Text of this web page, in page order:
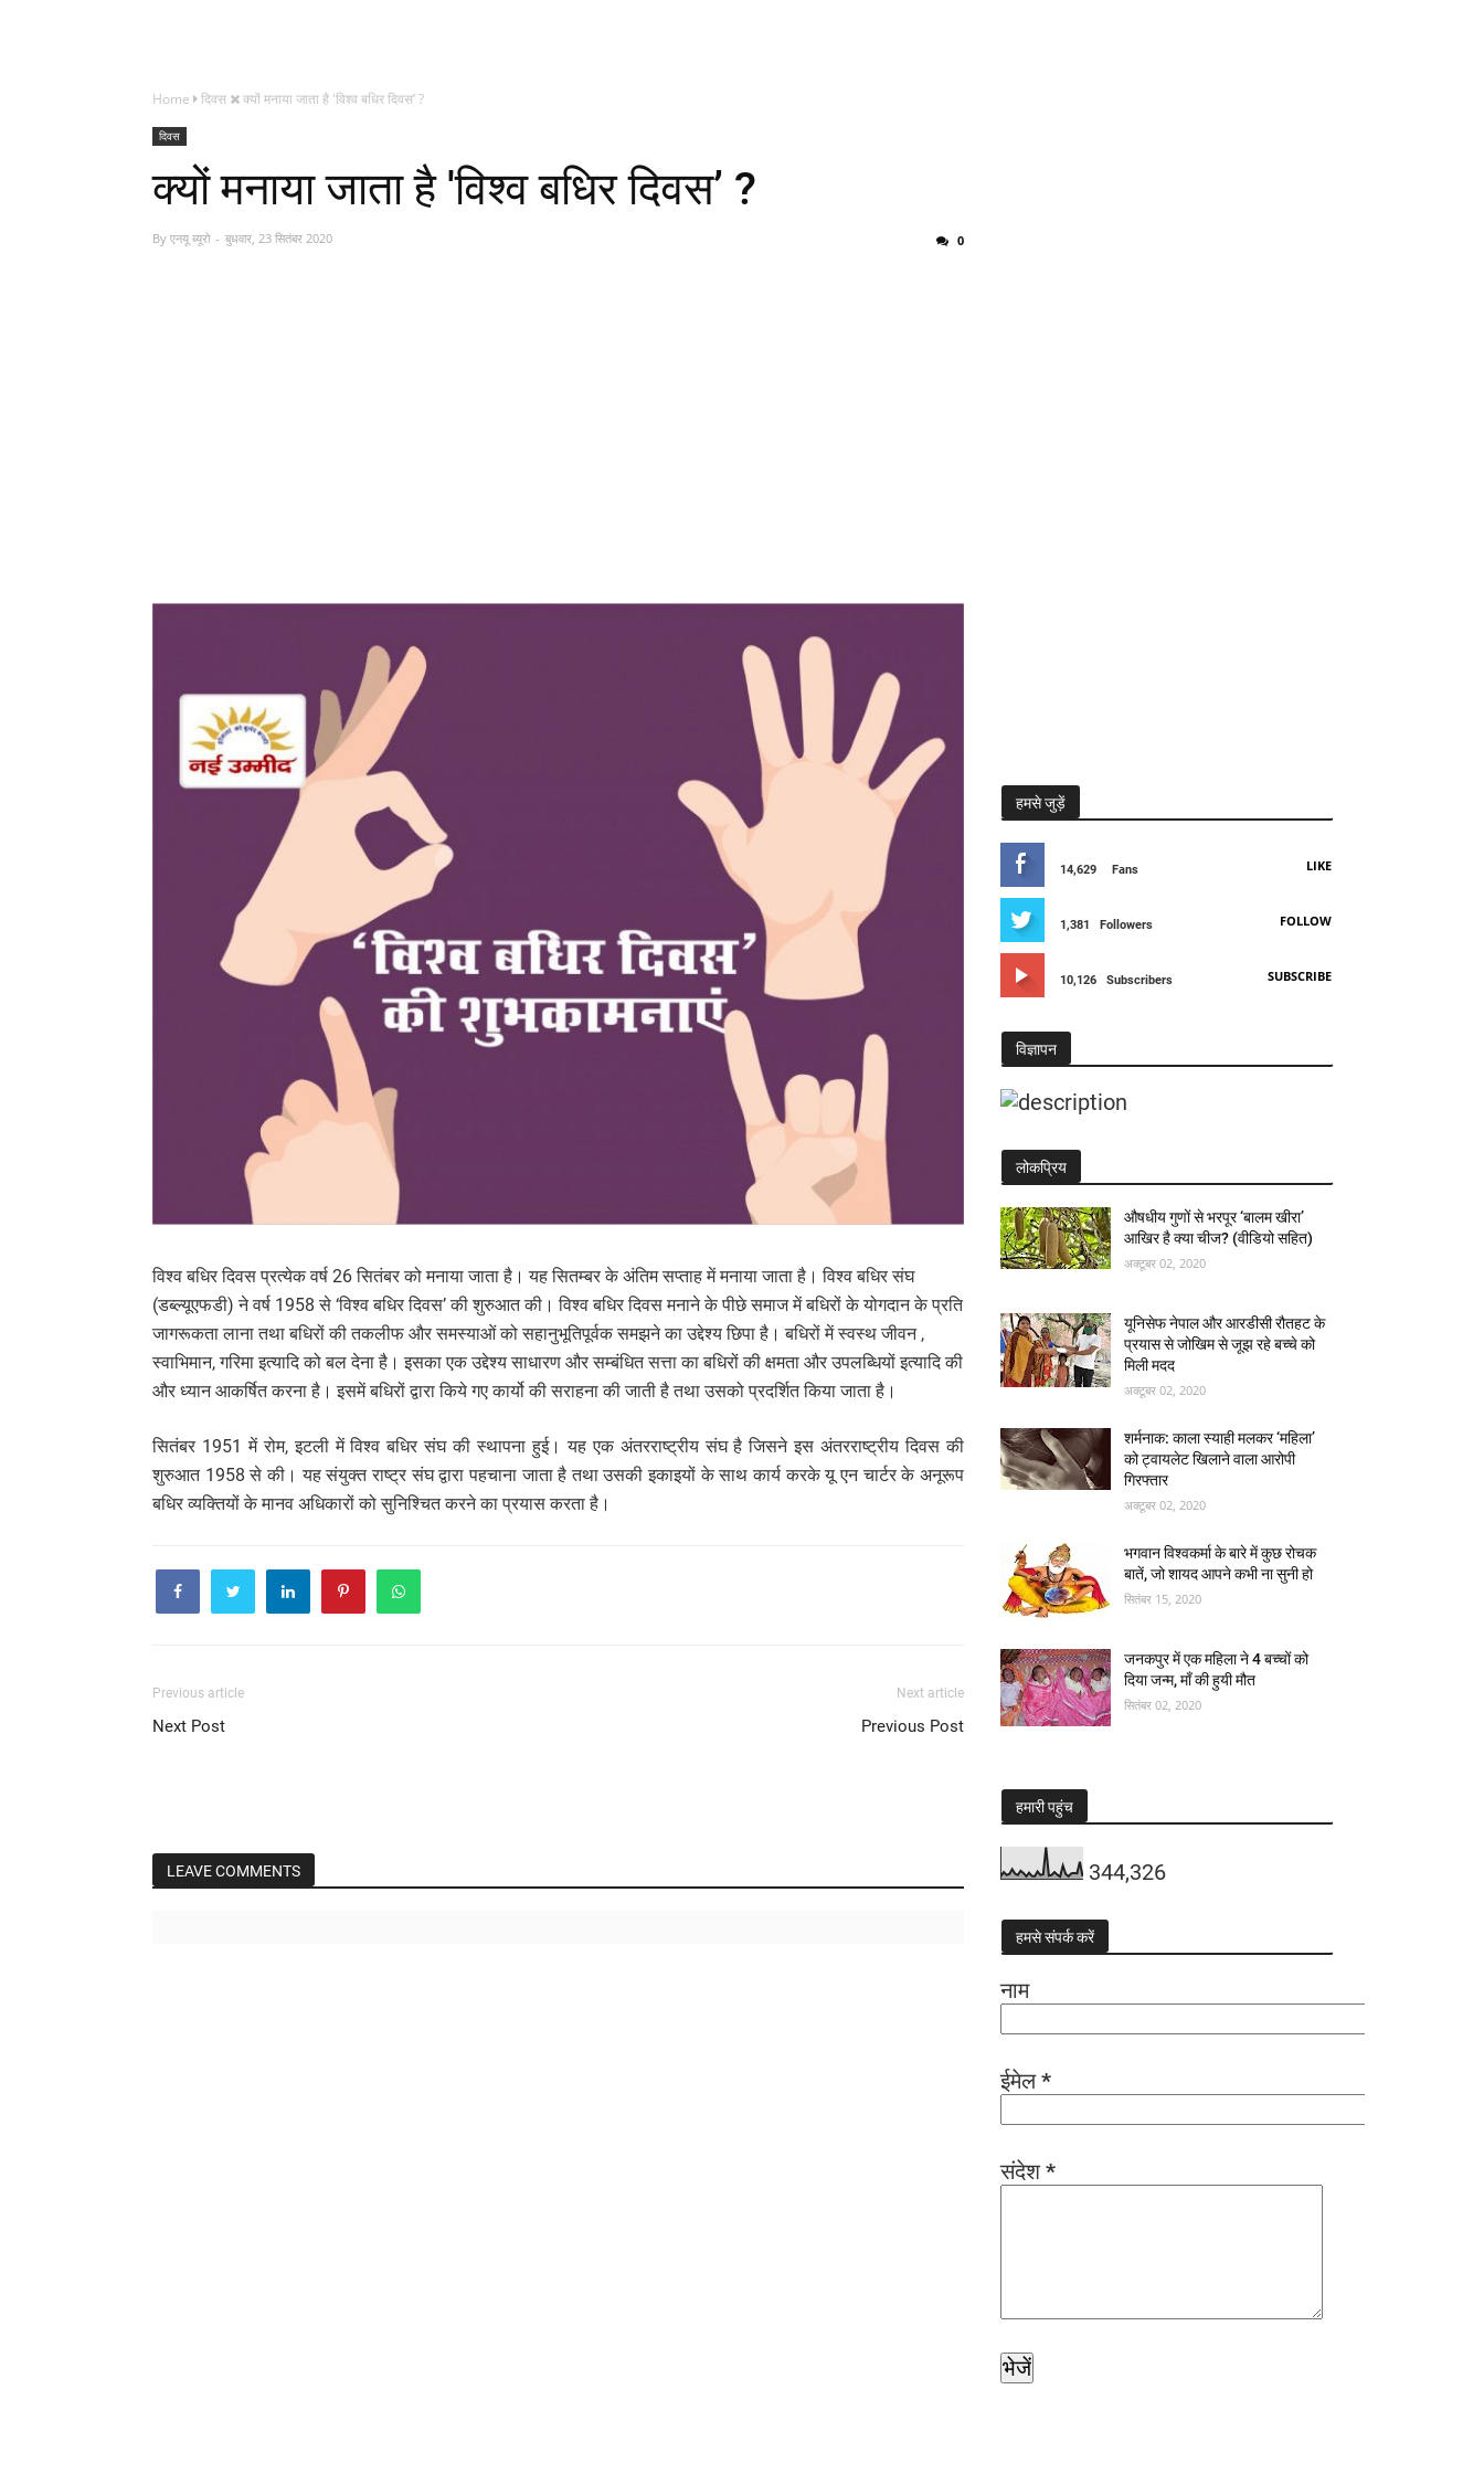
Home दिवस क्यों मनाया जाता है 'विश्व बधिर दिवस’ ?
दिवस
क्यों मनाया जाता है 'विश्व बधिर दिवस’ ?
By एनयू ब्यूरो बुधवार, 23 सितंबर 2020 0
विश्व बधिर दिवस प्रत्येक वर्ष 26 सितंबर को मनाया जाता है। यह सितम्बर के अंतिम सप्ताह में मनाया जाता है। विश्व बधिर संघ
(डब्ल्यूएफडी) ने वर्ष 1958 से ‘विश्व बधिर दिवस’ की शुरुआत की। विश्व बधिर दिवस मनाने के पीछे समाज में बधिरों के योगदान के प्रति
जागरूकता लाना तथा बधिरों की तकलीफ और समस्याओं को सहानुभूतिपूर्वक समझने का उद्देश्य छिपा है। बधिरों में स्वस्थ जीवन ,
स्वाभिमान, गरिमा इत्यादि को बल देना है। इसका एक उद्देश्य साधारण और सम्बंधित सत्ता का बधिरों की क्षमता और उपलब्धियों इत्यादि की
और ध्यान आकर्षित करना है। इसमें बधिरों द्वारा किये गए कार्यो की सराहना की जाती है तथा उसको प्रदर्शित किया जाता है।
सितंबर 1951 में रोम, इटली में विश्व बधिर संघ की स्थापना हुई। यह एक अंतरराष्ट्रीय संघ है जिसने इस अंतरराष्ट्रीय दिवस की
शुरुआत 1958 से की। यह संयुक्त राष्ट्र संघ द्वारा पहचाना जाता है तथा उसकी इकाइयों के साथ कार्य करके यू एन चार्टर के अनूरूप
बधिर व्यक्तियों के मानव अधिकारों को सुनिश्चित करने का प्रयास करता है।
Previous article
Next Post
Next article
Previous Post
LEAVE COMMENTS
हमसे जुड़ें
14,629 Fans LIKE
1,381 Followers FOLLOW
10,126 Subscribers SUBSCRIBE
विज्ञापन
लोकप्रिय
औषधीय गुणों से भरपूर ‘बालम खीरा’
आखिर है क्या चीज? (वीडियो सहित)
अक्टूबर 02, 2020
यूनिसेफ नेपाल और आरडीसी रौतहट के
प्रयास से जोखिम से जूझ रहे बच्चे को
मिली मदद
अक्टूबर 02, 2020
शर्मनाक: काला स्याही मलकर ‘महिला’
को ट्वायलेट खिलाने वाला आरोपी
गिरफ्तार
अक्टूबर 02, 2020
भगवान विश्वकर्मा के बारे में कुछ रोचक
बातें, जो शायद आपने कभी ना सुनी हो
सितंबर 15, 2020
जनकपुर में एक महिला ने 4 बच्चों को
दिया जन्म, माँ की हुयी मौत
सितंबर 02, 2020
हमारी पहुंच
344,326
हमसे संपर्क करें
नाम
ईमेल*
संदेश*